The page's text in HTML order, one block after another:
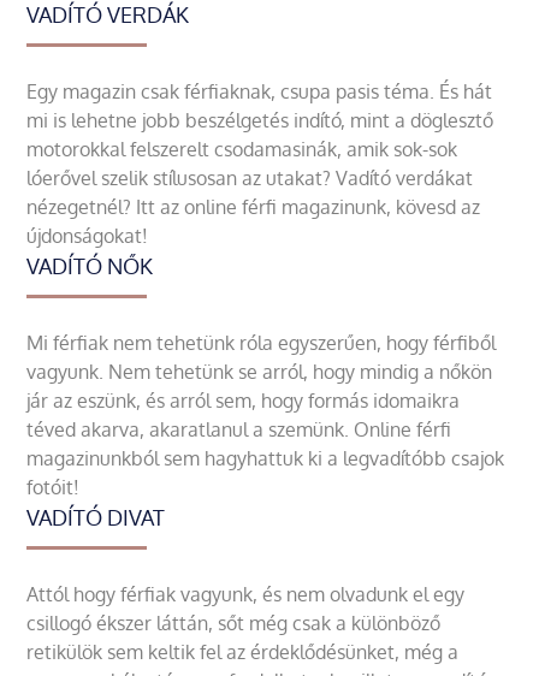
VADÍTÓ VERDÁK
Egy magazin csak férfiaknak, csupa pasis téma. És hát
mi is lehetne jobb beszélgetés indító, mint a döglesztő
motorokkal felszerelt csodamasinák, amik sok-sok
lóerővel szelik stílusosan az utakat? Vadító verdákat
nézegetnél? Itt az online férfi magazinunk, kövesd az
újdonságokat!
VADÍTÓ NŐK
Mi férfiak nem tehetünk róla egyszerűen, hogy férfiből
vagyunk. Nem tehetünk se arról, hogy mindig a nőkön
jár az eszünk, és arról sem, hogy formás idomaikra
téved akarva, akaratlanul a szemünk. Online férfi
magazinunkból sem hagyhattuk ki a legvadítóbb csajok
fotóit!
VADÍTÓ DIVAT
Attól hogy férfiak vagyunk, és nem olvadunk el egy
csillogó ékszer láttán, sőt még csak a különböző
retikülök sem keltik fel az érdeklődésünket, még a